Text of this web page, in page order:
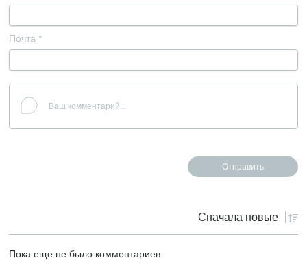
Почта *
Сначала новые
Пока еще не было комментариев